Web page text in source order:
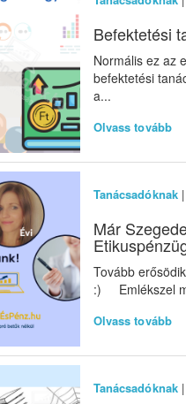
Befektetési
Normális ez az
befektetési
a...
Olvass tovább
Tanácsadóknak|
Már
Tovább
:) Emlékszel
Olvass tovább
Tanácsadóknak|